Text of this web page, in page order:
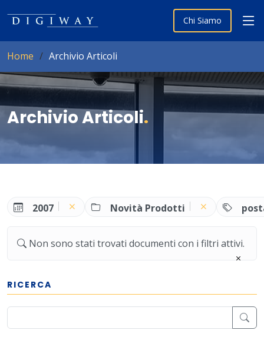
Chi Siamo
Home Archivio Articoli
Archivio Articoli.
2007 Novità Prodotti
Non sono stati trovati documenti con i filtri attivi.
RICERCA